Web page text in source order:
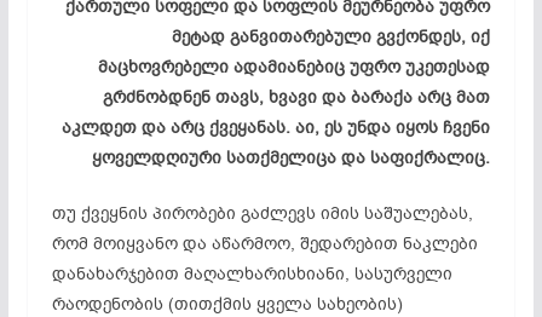
ქართული სოფელი და სოფლის მეურნეობა უფრო
მეტად განვითარებული გვქონდეს, იქ
მაცხოვრებელი ადამიანებიც უფრო უკეთესად
გრძნობდნენ თავს, ხვავი და ბარაქა არც მათ
აკლდეთ და არც ქვეყანას. აი, ეს უნდა იყოს ჩვენი
ყოველდღიური სათქმელიცა და საფიქრალიც.
თუ ქვეყნის პირობები გაძლევს იმის საშუალებას,
რომ მოიყვანო და აწარმოო, შედარებით ნაკლები
დანახარჯებით მაღალხარისხიანი, სასურველი
რაოდენობის (თითქმის ყველა სახეობის)